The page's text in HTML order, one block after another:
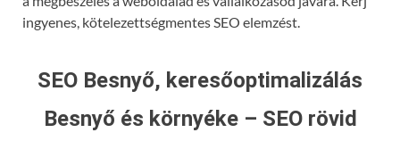
ingyenes, kötelezettségmentes SEO elemzést.
SEO Besnyő, keresőoptimalizálás
Besnyő és környéke – SEO rövid